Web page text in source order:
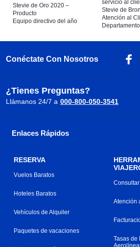
Stevie de Oro 2020 –
Producto
Equipo directivo del año
servicio al
Stevie de
Atención al
Conéctate Con Nosotros
¿Tienes Preguntas?
Llámanos 24/7 a 000-800-050-3541
Enlaces Rápidos
RESERVA
Vuelos Baratos
Hoteles Baratos
Vehículos de Alquiler
Paquetes de vacaciones
Atención
Tasas de